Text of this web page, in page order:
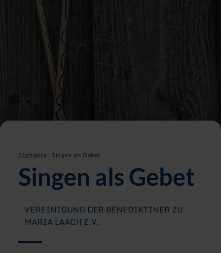
Startseite Singen als Gebet
Singen als Gebet
VEREINIGUNG DER BENEDIKTINER ZU
MARIA LAACH E.V.